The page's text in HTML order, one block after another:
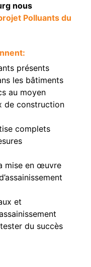
nous
Polluants du
présents
les bâtiments
au moyen
de construction
complets
mise en œuvre
et
du succès